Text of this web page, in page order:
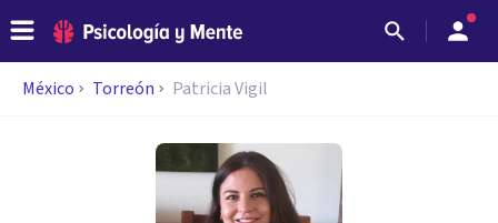
México Torreón Patricia Vigil